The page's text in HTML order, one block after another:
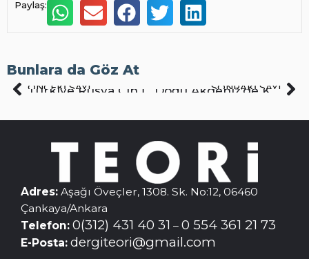
Paylaş:
Bunlara da Göz At
ÖNCEKI SAYI SONRAKI SAYI
Doğu Akdeniz’de Kıbrıs Hesaplaşması
Adres: Aşağı Öveçler, 1308. Sk. No:12, 06460
Çankaya/Ankara
Telefon: 0(312) 431 40 31 – 0 554 361 21 73
E-Posta: dergiteori@gmail.com